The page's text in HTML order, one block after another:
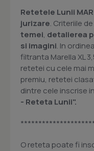
Retetele Lunii
jurizare. Criteriile
temei, detalierea
si imagini. In
filtranta Marella XL
retetei cu cele mai
premiu, retetei
dintre cele inscrise
- Reteta Lunii".
O reteta poate fi